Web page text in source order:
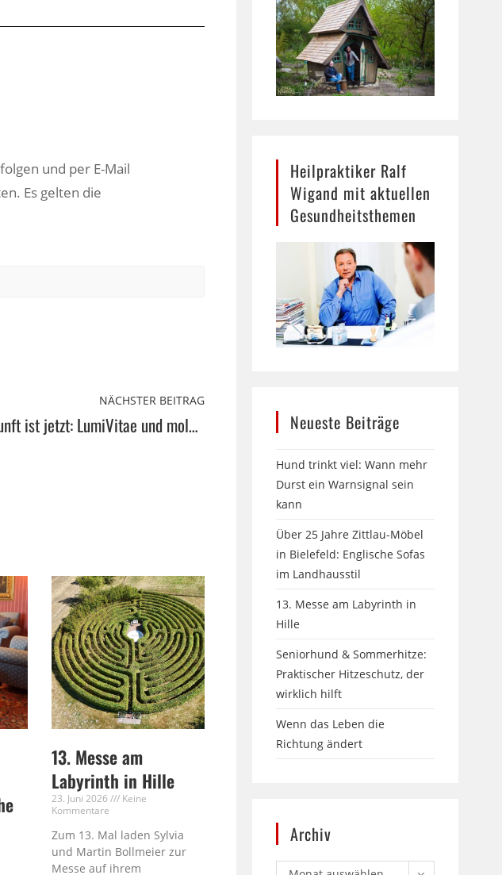
und per E-Mail
Es gelten die
NÄCHSTER BEITRAG
Die Zukunft ist jetzt: LumiVitae und molekularer Wasserstoff!
13. Messe am
Labyrinth in Hille
23. Juni 2026
Keine
Kommentare
Zum 13. Mal laden Sylvia
und Martin Bollmeier zur
Messe auf ihrem
Heilpraktiker Ralf
Wigand mit aktuellen
Gesundheitsthemen
Neueste Beiträge
Hund trinkt viel: Wann mehr
Durst ein Warnsignal sein
kann
Über 25 Jahre Zittlau-Möbel
in Bielefeld: Englische Sofas
im Landhausstil
13. Messe am Labyrinth in
Hille
Seniorhund & Sommerhitze:
Praktischer Hitzeschutz, der
wirklich hilft
Wenn das Leben die
Richtung ändert
Archiv